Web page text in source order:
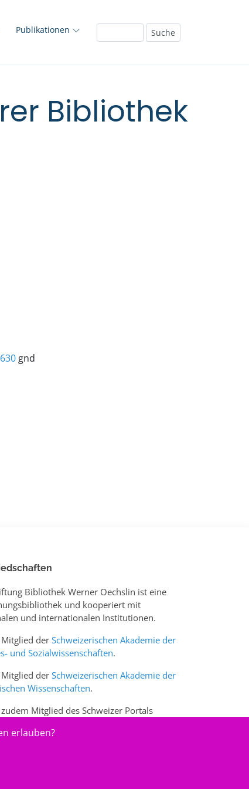
Publikationen
Bibliothek
gnd
Bibliothek Werner Oechslin ist eine
und kooperiert mit
und internationalen Institutionen.
Mitglied derSchweizerischen Akademie der
und Sozialwissenschaften.
Mitglied derSchweizerischen Akademie der
Wissenschaften.
Mitglied des Schweizer Portals
erlauben?